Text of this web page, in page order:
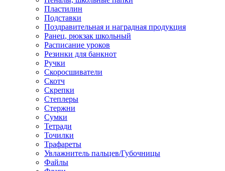
Пластилин
Подставки
Поздравительная и наградная продукция
Ранец, рюкзак школьный
Расписание уроков
Резинки для банкнот
Ручки
Скоросшиватели
Скотч
Скрепки
Степлеры
Стержни
Сумки
Тетради
Точилки
Трафареты
Увлажнитель пальцев/Губочницы
Файлы